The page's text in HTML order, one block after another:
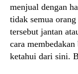
menjual dengan
tidak semua
tersebut jantan
cara
ketahui dari sini.